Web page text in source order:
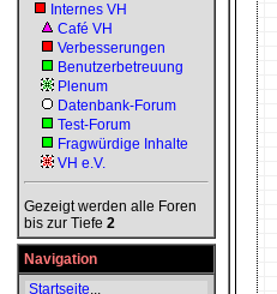
Internes VH
Café VH
Verbesserungen
Benutzerbetreuung
Plenum
Datenbank-Forum
Test-Forum
Fragwürdige Inhalte
VH e.V.
Gezeigt werden alle Foren
bis zur Tiefe 2
Navigation
Startseite...